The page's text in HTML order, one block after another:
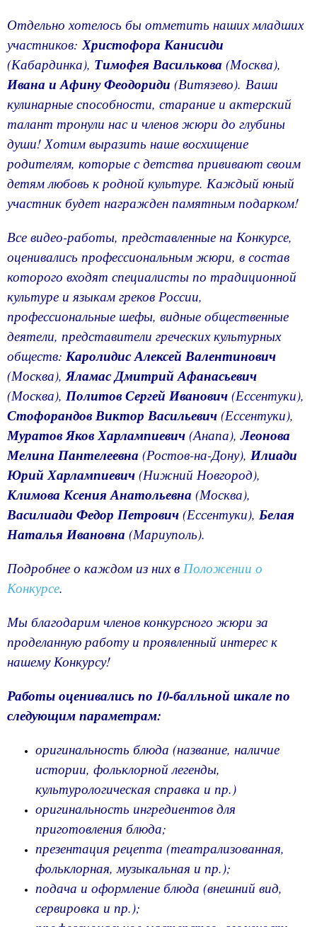
Отдельно хотелось бы отметить наших младших
участников:Христофора Канисиди
(Кабардинка), Тимофея Василькова (Москва),
Ивана и Афину Феодориди (Витязево). Ваши
кулинарные способности, старание и актерский
талант тронули нас и членов жюри до глубины
души! Хотим выразить наше восхищение
родителям, которые с детства прививают своим
детям любовь к родной культуре. Каждый юный
участник будет награжден памятным подарком!
Все видео-работы, представленные на Конкурсе,
оценивались профессиональным жюри, в состав
которого входят специалисты по традиционной
культуре и языкам греков России,
профессиональные шефы, видные общественные
деятели, представители греческих культурных
обществ: Каролидис Алексей Валентинович
(Москва),Яламас Дмитрий Афанасьевич
(Москва), Политов Сергей Иванович (Ессентуки),
Стофорандов Виктор Васильевич (Ессентуки),
Муратов Яков Харлампиевич (Анапа),Леонова
Мелина Пантелеевна (Ростов-на-Дону), Илиади
Юрий Харлампиевич (Нижний Новгород),
Климова Ксения Анатольевна (Москва),
Василиади Федор Петрович (Ессентуки), Белая
Наталья Ивановна (Мариуполь).
Подробнее о каждом из них в Положении о
Конкурсе.
Мы благодарим членов конкурсного жюри за
проделанную работу и проявленный интерес к
нашему Конкурсу!
Работы оценивались по 10-балльной шкале по
следующим параметрам:
оригинальность блюда (название, наличие
истории, фольклорной легенды,
культурологическая справка и пр.)
оригинальность ингредиентов для
приготовления блюда;
презентация рецепта (театрализованная,
фольклорная, музыкальная и пр.);
подача и оформление блюда (внешний вид,
сервировка и пр.);